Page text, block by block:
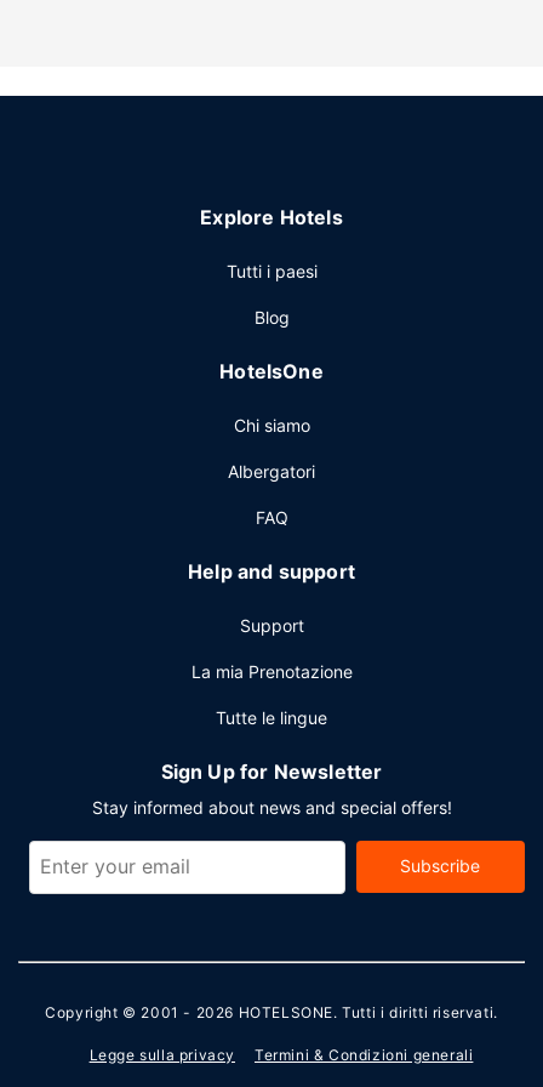
gratuito, un'area picnic e un'area barbecue.
Explore Hotels
Tutti i paesi
Blog
HotelsOne
Chi siamo
Albergatori
FAQ
Help and support
Support
La mia Prenotazione
Tutte le lingue
Sign Up for Newsletter
Stay informed about news and special offers!
Subscribe
Copyright © 2001 - 2026 HOTELSONE. Tutti i diritti riservati.
Legge sulla privacy Termini & Condizioni generali